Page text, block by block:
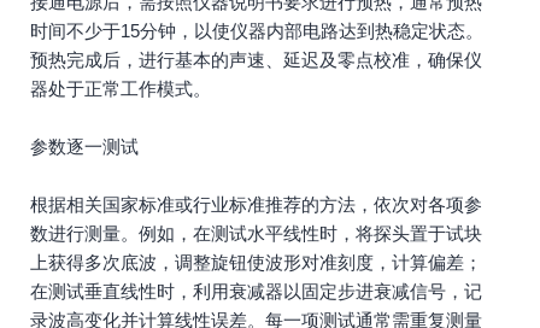
时间不少于15分钟，以使仪器内部电路达到热稳定状态。
预热完成后，进行基本的声速、延迟及零点校准，确保仪
器处于正常工作模式。
参数逐一测试
根据相关国家标准或行业标准推荐的方法，依次对各项参
数进行测量。例如，在测试水平线性时，将探头置于试块
上获得多次底波，调整旋钮使波形对准刻度，计算偏差；
在测试垂直线性时，利用衰减器以固定步进衰减信号，记
录波高变化并计算线性误差。每一项测试通常需重复测量